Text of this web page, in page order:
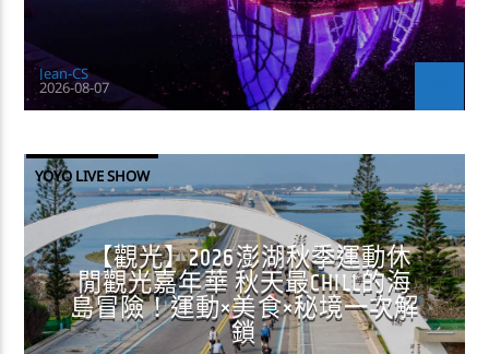
Jean-CS
2026-08-07
YOYO LIVE SHOW
【觀光】2026澎湖秋季運動休
閒觀光嘉年華 秋天最CHILL的海
島冒險！運動×美食×秘境一次解
鎖